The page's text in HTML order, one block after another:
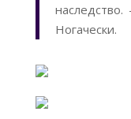
Ногачески.